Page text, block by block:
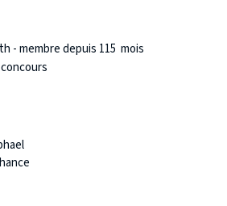
- membre depuis 115 mois